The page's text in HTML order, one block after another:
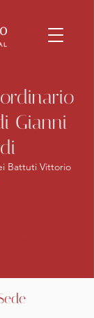
Gianni
Battuti Vittorio